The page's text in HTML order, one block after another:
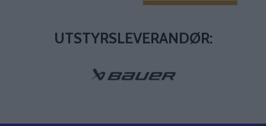
UTSTYRSLEVERANDØR: